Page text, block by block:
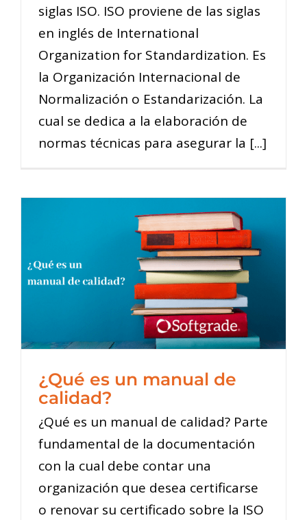
siglas ISO. ISO proviene de las siglas
en inglés de International
Organization for Standardization. Es
la Organización Internacional de
Normalización o Estandarización. La
cual se dedica a la elaboración de
normas técnicas para asegurar la [...]
¿Qué es un manual de
calidad?
¿Qué es un manual de calidad? Parte
fundamental de la documentación
con la cual debe contar una
organización que desea certificarse
o renovar su certificado sobre la ISO